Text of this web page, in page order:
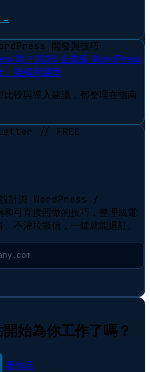
→
開發與技巧
嗎？2026 企業級 WordPress
、架構與選型
較與導入建議，都整理在指南
// FREE
計與 WordPress /
可直接照做的技巧，整理成電
不灌垃圾信，一鍵就能退訂。
始為你工作了嗎？
看作品